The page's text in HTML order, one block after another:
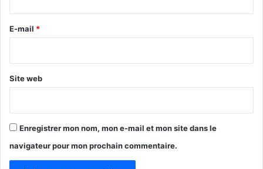
e
E-mail *
Site web
Enregistrer mon nom, mon e-mail et mon site dans le
navigateur pour mon prochain commentaire.